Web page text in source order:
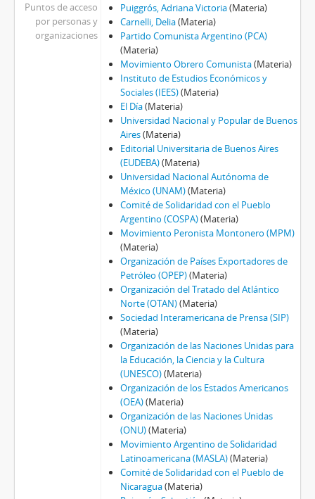
Puntos de acceso
por personas y
organizaciones
Puiggrós, Adriana Victoria(Materia)
Carnelli, Delia(Materia)
Partido Comunista Argentino (PCA)
(Materia)
Movimiento Obrero Comunista(Materia)
Instituto de Estudios Económicos y
Sociales (IEES)(Materia)
El Día(Materia)
Universidad Nacional y Popular de Buenos
Aires(Materia)
Editorial Universitaria de Buenos Aires
(EUDEBA)(Materia)
Universidad Nacional Autónoma de
México (UNAM)(Materia)
Comité de Solidaridad con el Pueblo
Argentino (COSPA)(Materia)
Movimiento Peronista Montonero (MPM)
(Materia)
Organización de Países Exportadores de
Petróleo (OPEP)(Materia)
Organización del Tratado del Atlántico
Norte (OTAN)(Materia)
Sociedad Interamericana de Prensa (SIP)
(Materia)
Organización de las Naciones Unidas para
la Educación, la Ciencia y la Cultura
(UNESCO)(Materia)
Organización de los Estados Americanos
(OEA)(Materia)
Organización de las Naciones Unidas
(ONU)(Materia)
Movimiento Argentino de Solidaridad
Latinoamericana (MASLA)(Materia)
Comité de Solidaridad con el Pueblo de
Nicaragua(Materia)